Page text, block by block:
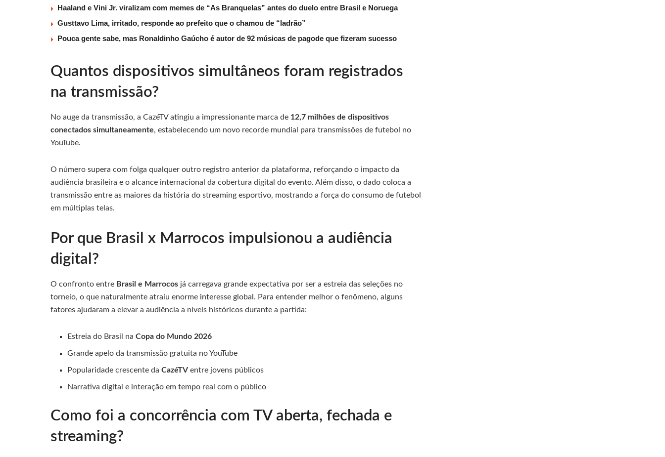
Haaland e Vini Jr. viralizam com memes de “As Branquelas” antes do duelo entre Brasil e Noruega
Gusttavo Lima, irritado, responde ao prefeito que o chamou de “ladrão”
Pouca gente sabe, mas Ronaldinho Gaúcho é autor de 92 músicas de pagode que fizeram sucesso
Quantos dispositivos simultâneos foram registrados
na transmissão?
No auge da transmissão, a CazéTV atingiu a impressionante marca de 12,7 milhões de dispositivos
conectados simultaneamente, estabelecendo um novo recorde mundial para transmissões de futebol no
YouTube.
O número supera com folga qualquer outro registro anterior da plataforma, reforçando o impacto da
audiência brasileira e o alcance internacional da cobertura digital do evento. Além disso, o dado coloca a
transmissão entre as maiores da história do streaming esportivo, mostrando a força do consumo de futebol
em múltiplas telas.
Por que Brasil x Marrocos impulsionou a audiência
digital?
O confronto entre Brasil e Marrocos já carregava grande expectativa por ser a estreia das seleções no
torneio, o que naturalmente atraiu enorme interesse global. Para entender melhor o fenômeno, alguns
fatores ajudaram a elevar a audiência a níveis históricos durante a partida:
Estreia do Brasil naCopa do Mundo 2026
Grande apelo da transmissão gratuita no YouTube
Popularidade crescente daCazéTV entre jovens públicos
Narrativa digital e interação em tempo real com o público
Como foi a concorrência com TV aberta, fechada e
streaming?